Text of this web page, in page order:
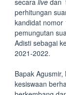
secara live dan
perhitungan
kandidat nomor
pemungutan
Adisti sebagai
2021-2022.
Bapak
kesiswaan